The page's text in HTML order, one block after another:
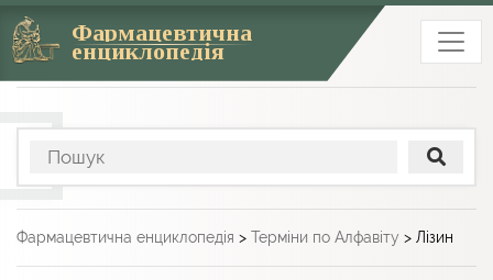
Фармацевтична
енциклопедія
Фармацевтична енциклопедія > Терміни по Алфавіту > Лізин